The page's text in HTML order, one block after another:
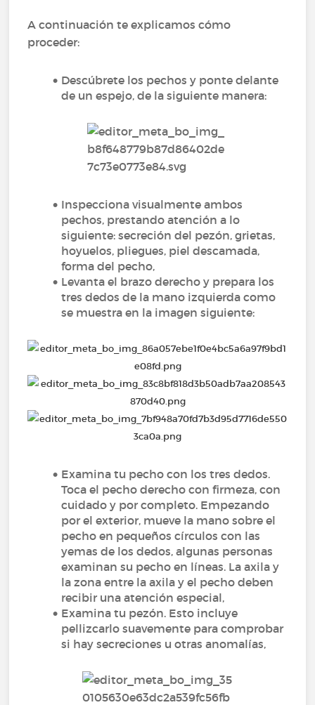
A continuación te explicamos cómo
proceder:
Descúbrete los pechos y ponte delante
de un espejo, de la siguiente manera:
Inspecciona visualmente ambos
pechos, prestando atención a lo
siguiente: secreción del pezón, grietas,
hoyuelos, pliegues, piel descamada,
forma del pecho,
Levanta el brazo derecho y prepara los
tres dedos de la mano izquierda como
se muestra en la imagen siguiente:
Examina tu pecho con los tres dedos.
Toca el pecho derecho con firmeza, con
cuidado y por completo. Empezando
por el exterior, mueve la mano sobre el
pecho en pequeños círculos con las
yemas de los dedos, algunas personas
examinan su pecho en líneas. La axila y
la zona entre la axila y el pecho deben
recibir una atención especial,
Examina tu pezón. Esto incluye
pellizcarlo suavemente para comprobar
si hay secreciones u otras anomalías,